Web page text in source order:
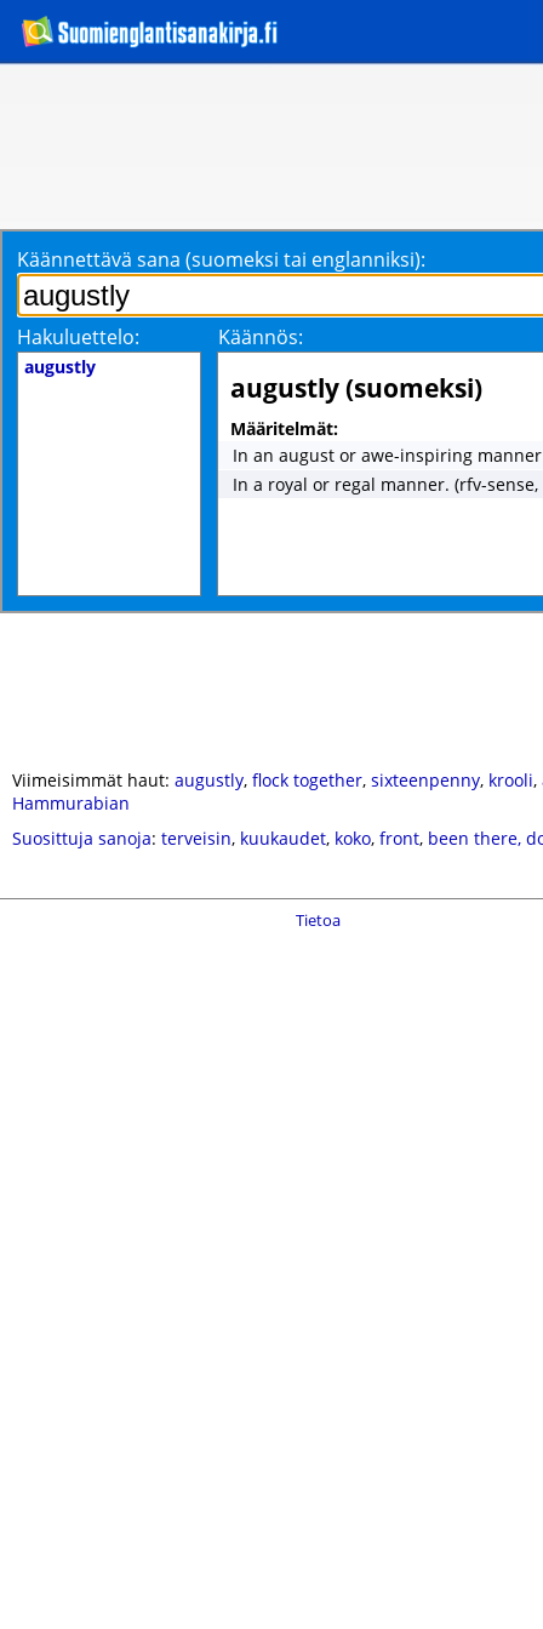
Käännettävä sana (suomeksi tai englanniksi):
Hakuluettelo: Käännös:
augustly
augustly (suomeksi)
Määritelmät:
In an august or awe-inspiring
In a royal or regal manner. (rfv-sense,
Viimeisimmät haut: augustly, flock together, sixteenpenny, krooli,
Hammurabian
Suosittuja sanoja: terveisin, kuukaudet, koko, front, been there,
Tietoa